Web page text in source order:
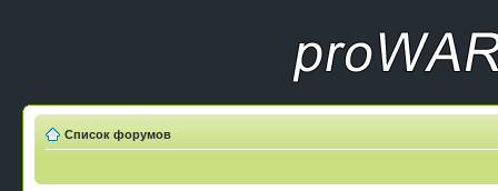
Список форумов